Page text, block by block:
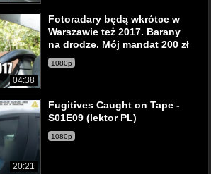
04:38
Fotoradary będą wkrótce w
Warszawie też 2017. Barany
na drodze. Mój mandat 200 zł
1080p
20:21
Fugitives Caught on Tape -
S01E09 (lektor PL)
1080p